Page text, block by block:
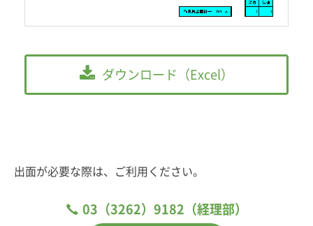
ダウンロード（Excel）
出面が必要な際は、ご利用ください。
03（3262）9182 （経理部）